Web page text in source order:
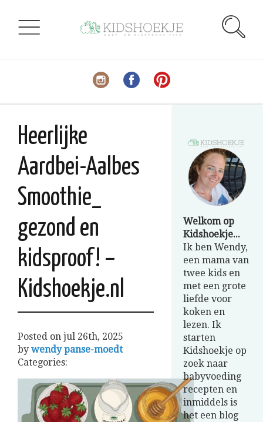
Heerlijke
Aardbei-Aalbes
Smoothie_
gezond en
kidsproof! –
Kidshoekje.nl
Posted on jul 26th, 2025
by wendy panse-moedt
Categories:
Welkom op
Kidshoekje...
Ik ben Wendy,
een mama van
twee kids en
met een grote
liefde voor
koken en
lezen. Ik
starten
Kidshoekje op
zoek naar
babyvoeding
recepten en
inmiddels is
het een blog